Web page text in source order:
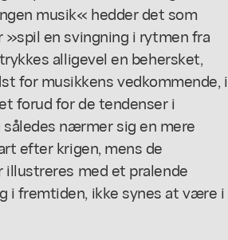
musik« hedder det som
en svingning i rytmen fra
alligevel en behersket,
for musikkens vedkommende, i
forud for de tendenser i
nærmer sig en mere
efter krigen, mens de
med et pralende
i fremtiden, ikke synes at være i